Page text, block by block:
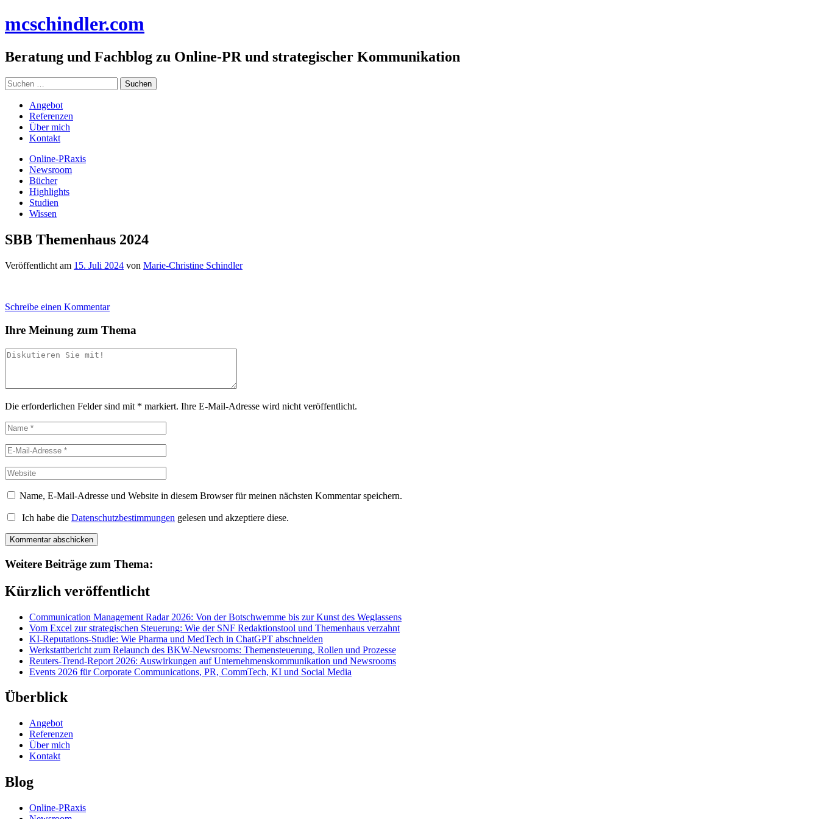
Inhalt
mcschindler.com
Beratung und Fachblog zu Online-PR und strategischer Kommunikation
Suchen
nach:
Angebot
Referenzen
Über mich
Kontakt
Online-PRaxis
Newsroom
Bücher
Highlights
Studien
Wissen
SBB Themenhaus 2024
Veröffentlicht am 15. Juli 2024 von Marie-Christine Schindler
Schreibe einen Kommentar
Ihre Meinung zum Thema
Die erforderlichen Felder sind mit * markiert. Ihre E-Mail-Adresse wird nicht veröffentlicht.
Name, E-Mail-Adresse und Website in diesem Browser für meinen nächsten Kommentar speichern.
Ich habe die Datenschutzbestimmungen gelesen und akzeptiere diese.
Weitere Beiträge zum Thema:
Kürzlich veröffentlicht
Communication Management Radar 2026: Von der Botschwemme bis zur Kunst des Weglassens
Vom Excel zur strategischen Steuerung: Wie der SNF Redaktionstool und Themenhaus verzahnt
KI-Reputations-Studie: Wie Pharma und MedTech in ChatGPT abschneiden
Werkstattbericht zum Relaunch des BKW-Newsrooms: Themensteuerung, Rollen und Prozesse
Reuters-Trend-Report 2026: Auswirkungen auf Unternehmenskommunikation und Newsrooms
Events 2026 für Corporate Communications, PR, CommTech, KI und Social Media
Überblick
Angebot
Referenzen
Über mich
Kontakt
Blog
Online-PRaxis